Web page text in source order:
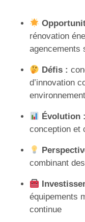
rénovation
agencements
Défis :
d’innovation
Évolution :
conception et
combinant
équipements
continue